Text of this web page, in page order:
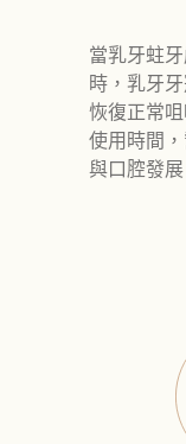
當乳牙蛀
時，乳牙
恢復正常
使用時間
與口腔發展